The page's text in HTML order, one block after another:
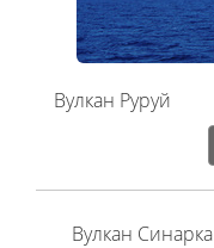
Вулкан Руруй
Вулкан Синарка